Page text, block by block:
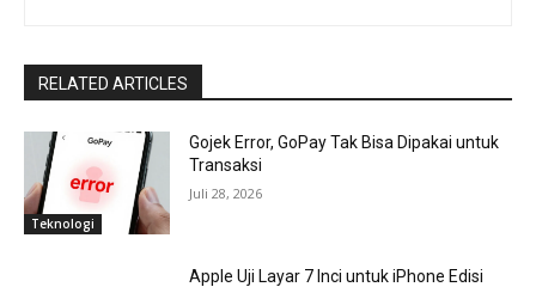
RELATED ARTICLES
Teknologi
Gojek Error, GoPay Tak Bisa Dipakai untuk
Transaksi
Juli 28, 2026
Apple Uji Layar 7 Inci untuk iPhone Edisi